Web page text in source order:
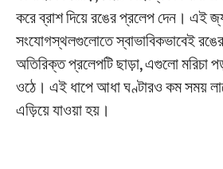
করে ব্রাশ দিয়ে রঙের প্রলেপ দেন। এই
সংযোগস্থলগুলোতে স্বাভাবিকভাবেই
অতিরিক্ত প্রলেপটি ছাড়া, এগুলো মরিচা
ওঠে। এই ধাপে আধা ঘণ্টারও কম সময়
এড়িয়ে যাওয়া হয়।